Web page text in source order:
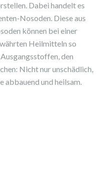
Dabei handelt es
Nosoden. Diese aus
können bei einer
Heilmitteln so
den
Nicht nur unschädlich,
abbauend und heilsam.